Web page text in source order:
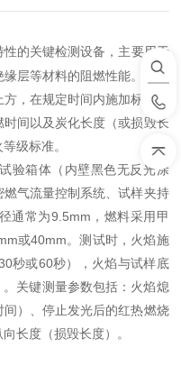
性的关键检测设备，主要用于
层等材料的阻燃性能。其核
，在规定时间内施加标准火
间以及炭化长度（或损毁长
级标准。
箱体（内壁黑色无反光涂
气流量控制系统、试样夹持
通常为9.5mm，燃料采用甲
或40mm。测试时，火焰施
秒或60秒），火焰与试样底
关键测量参数包括：火焰熄
）、停止发光后的红热燃烧
长度（损毁长度）。